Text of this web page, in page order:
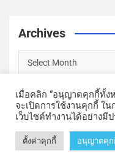
Archives
Copyright © Faculty of
เมื่อคลิก “อนุญาตคุกกี้ทั้ง
จะเปิดการใช้งานคุกกี้ ใน
เว็บไซต์ทำงานได้อย่างมี
ตั้งค่าคุกกี้ อนุญาตคุ